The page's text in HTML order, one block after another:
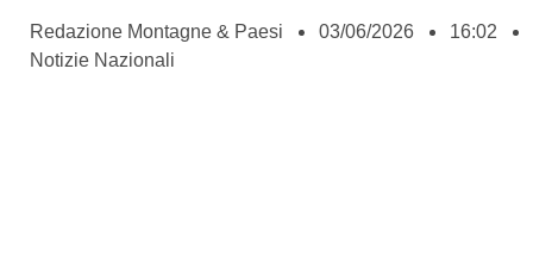
Redazione Montagne & Paesi 03/06/2026
16:02
Notizie Nazionali